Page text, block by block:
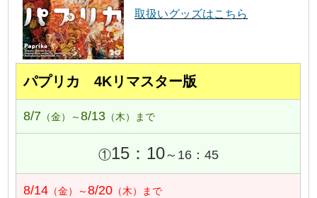
取扱いグッズはこちら
パプリカ 4Kリマスター版
8/7 （金）～8/13 （木）まで
①15：10～16：45
8/14 （金）～8/20 （木）まで